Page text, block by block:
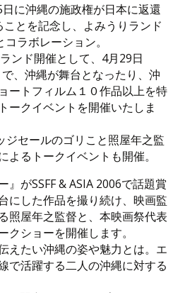
日に沖縄の施政権が日本に返還
とを記念し、よみうりランド
ラボレーション。
ンド開催として、4月29日
、沖縄が舞台となったり、沖
ートフィルム１０作品以上を特
ークイベントを開催いたしま
ジセールのゴリこと照屋年之監
るトークイベントも開催。
がSSFF & ASIA 2006で話題賞
にした作品を撮り続け、映画監
照屋年之監督と、本映画祭代表
ショーを開催します。
えたい沖縄の姿や魅力とは。エ
で活躍する二人の沖縄に対する